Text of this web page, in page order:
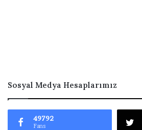
Sosyal Medya Hesaplarımız
49792
Fans